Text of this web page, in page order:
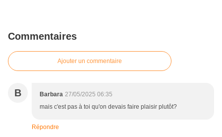
Commentaires
Ajouter un commentaire
B Barbara 27/05/2025 06:35
mais c'est pas à toi qu'on devais faire plaisir plutôt?
Répondre